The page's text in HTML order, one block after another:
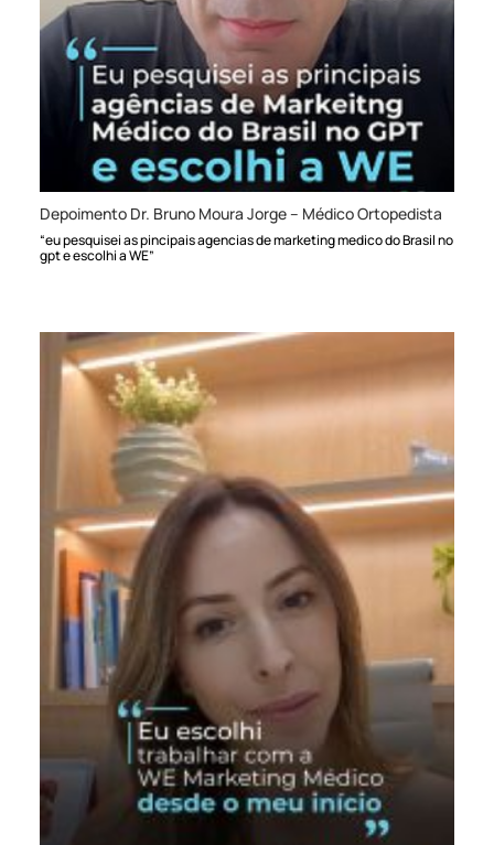
Depoimento Dr. Bruno Moura Jorge – Médico Ortopedista
“eu pesquisei as pincipais agencias de marketing medico do Brasil no
gpt e escolhi a WE”